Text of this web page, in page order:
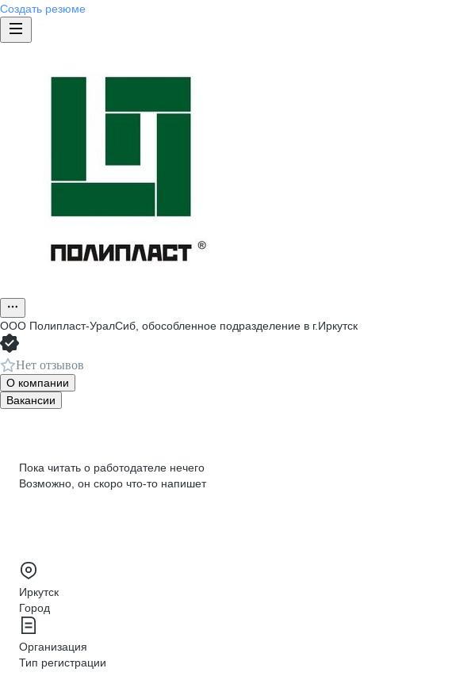
Создать резюме
ООО Полипласт-УралСиб, обособленное подразделение в г.Иркутск
Нет отзывов
О компании
Вакансии
Пока читать о работодателе нечего
Возможно, он скоро что‑то напишет
Иркутск
Город
Организация
Тип регистрации